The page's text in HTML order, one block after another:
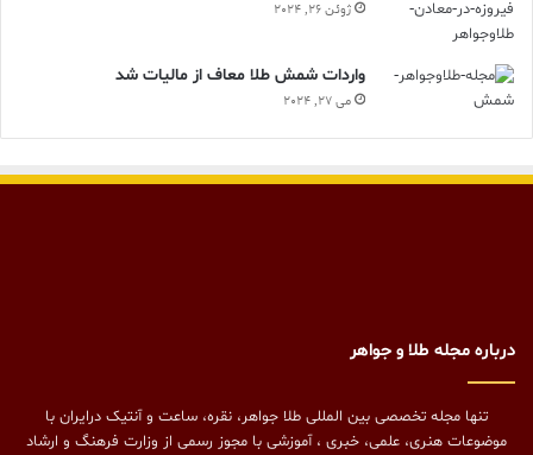
ژوئن 26, 2024
واردات شمش طلا معاف از مالیات شد
می 27, 2024
درباره مجله طلا و جواهر
تنها مجله تخصصی بین المللی طلا جواهر، نقره، ساعت و آنتیک درایران با
موضوعات هنری، علمی، خبری ، آموزشی با مجوز رسمی از وزارت فرهنگ و ارشاد